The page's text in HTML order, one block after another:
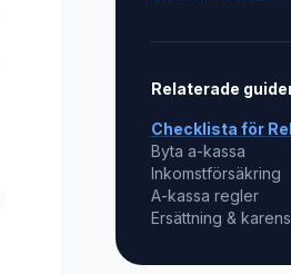
Relaterade
Checklista för
Byta a-kassa
Inkomstförsäkring
A-kassa regler
Ersättning & karens